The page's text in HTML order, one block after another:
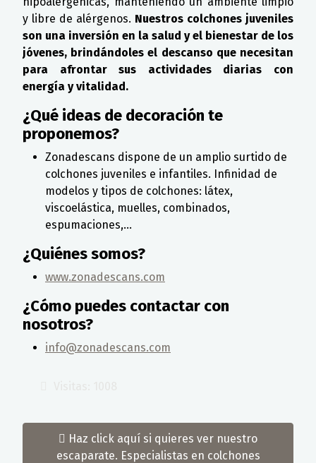
y libre de alérgenos. Nuestros colchones juveniles
son una inversión en la salud y el bienestar de los
jóvenes, brindándoles el descanso que necesitan
para afrontar sus actividades diarias con
energía y vitalidad.
¿Qué ideas de decoración te
proponemos?
Zonadescans dispone de un amplio surtido de
colchones juveniles e infantiles. Infinidad de
modelos y tipos de colchones: látex,
viscoelástica, muelles, combinados,
espumaciones,...
¿Quiénes somos?
www.zonadescans.com
¿Cómo puedes contactar con
nosotros?
info@zonadescans.com
Haz click aquí si quieres ver nuestro
escaparate. Especialistas en colchones